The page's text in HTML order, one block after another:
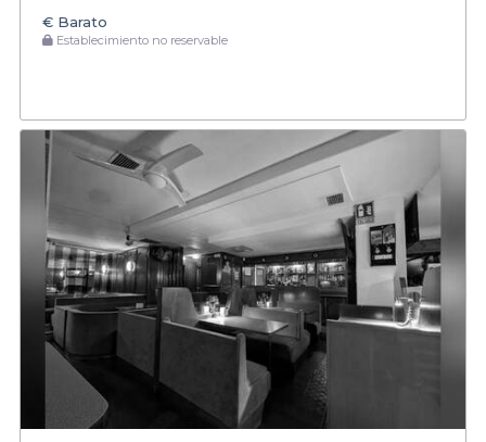
€ Barato
Establecimiento no reservable